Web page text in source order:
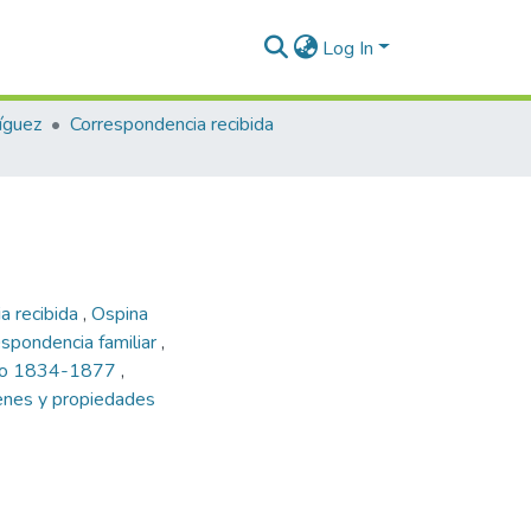
Log In
Correspondencia recibida
recibida , Ospina
familiar,
1834-1877 ,
y propiedades